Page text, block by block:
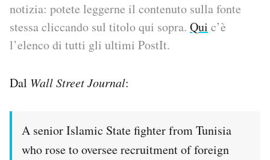
PODCAST
notizia: potete leggerne il contenuto sulla fonte
stessa cliccando sul titolo qui sopra. Qui c’è
l’elenco di tutti gli ultimi PostIt.
Dal Wall Street Journal:
A senior Islamic State fighter from Tunisia
who rose to oversee recruitment of foreign